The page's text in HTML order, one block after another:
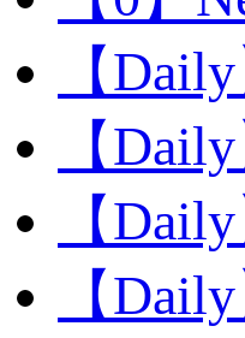
【
【
【
【